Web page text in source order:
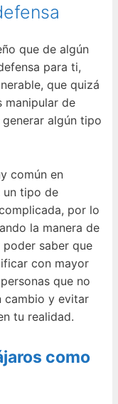
que de algún
para ti,
que quizá
manipular de
algún tipo
común en
un tipo de
por lo
la manera de
saber que
con mayor
que no
cambio y evitar
tu realidad.
como